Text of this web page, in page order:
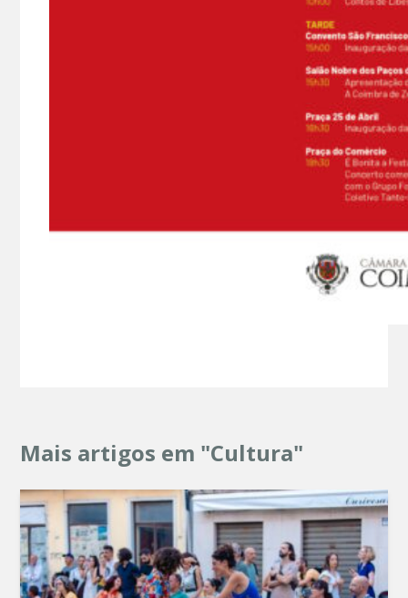
Mais artigos em "Cultura"